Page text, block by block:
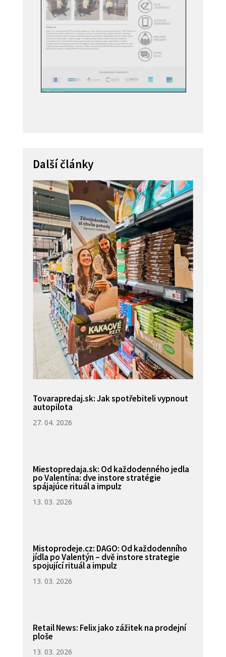
Další články
Tovarapredaj.sk: Jak spotřebiteli vypnout
autopilota
27. 04. 2026
Miestopredaja.sk: Od každodenného jedla
po Valentína: dve instore stratégie
spájajúce rituál a impulz
13. 03. 2026
Mistoprodeje.cz: DAGO: Od každodenního
jídla po Valentýn – dvě instore strategie
spojující rituál a impulz
13. 03. 2026
Retail News: Felix jako zážitek na prodejní
ploše
13. 03. 2026